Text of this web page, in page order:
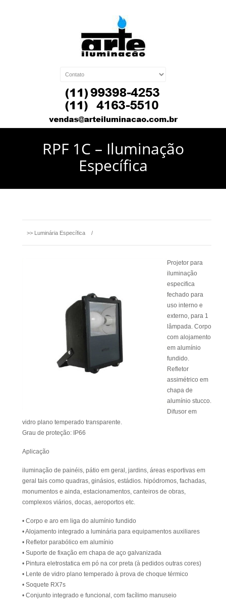
RPF 1C – Iluminação
Específica
>> Luminária Específica /
Projetor para
iluminação
especifica
fechado para
uso interno e
externo, para 1
lâmpada. Corpo
com alojamento
em alumínio
fundido.
Refletor
assimétrico em
chapa de
alumínio stucco.
Difusor em
vidro plano temperado transparente.
Grau de proteção: IP66
Aplicação
iluminação de painéis, pátio em geral, jardins, áreas esportivas em
geral tais como quadras, ginásios, estádios. hipódromos, fachadas,
monumentos e ainda, estacionamentos, canteiros de obras,
complexos viários, docas, aeroportos etc.
• Corpo e aro em liga do alumínio fundido
• Alojamento integrado a luminária para equipamentos auxiliares
• Refletor parabólico em alumínio
• Suporte de fixação em chapa de aço galvanizada
• Pintura eletrostatica em pó na cor preta (à pedidos outras cores)
• Lente de vidro plano temperado à prova de choque térmico
• Soquete RX7s
• Conjunto integrado e funcional, com facílimo manuseio